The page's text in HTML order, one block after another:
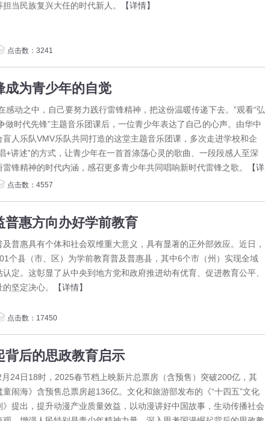
当民族复兴大任的时代新人。
【详情】
点击数：3241
成为青少年的自觉
感动之中，自己要努力践行雷锋精神，把这份温暖传递下去。”观看“弘
做时代先锋”主题音乐团课后，一位青少年表达了自己的心声。由华中
盲人乐队VMV乐队共同打造的这堂主题音乐团课，多次走进学校和企
+讲述”的方式，让青少年在一首首涤荡心灵的歌曲、一段段感人至深
雷锋精神的时代内涵，感召更多青少年共同唱响新时代雷锋之歌。
【详
点击数：4557
普惠方向办好学前教育
普惠具有个体和社会双维重大意义，具有显著的正外部效应。近日，
个县（市、区）为学前教育普及普惠县，其中6个市（州）实现全域
定。这彰显了从中央到地方党和政府推进幼有优育、促进教育公平、
坚定决心。
【详情】
点击数：17450
背后的思政教育启示
24日18时，2025春节档上映新片总票房（含预售）突破200亿，其
闹海》含预售总票房超136亿。文化和旅游部发布的《“十四五”文化
》提出，提升动漫产业质量效益，以动漫讲好中国故事，生动传播社会